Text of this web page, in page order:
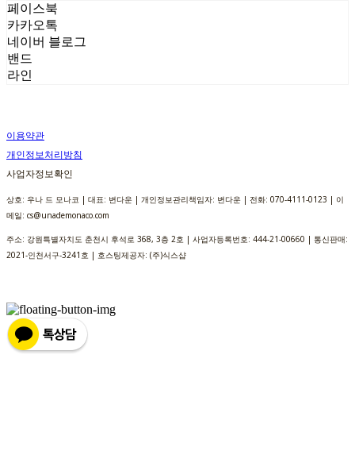
페이스북
카카오톡
네이버 블로그
밴드
라인
이용약관
개인정보처리방침
사업자정보확인
상호: 우나 드 모나코 | 대표: 변다운 | 개인정보관리책임자: 변다운 | 전화: 070-4111-0123 | 이
메일: cs@unademonaco.com
주소: 강원특별자치도 춘천시 후석로 368, 3층 2호 | 사업자등록번호: 444-21-00660 | 통신판매:
2021-인천서구-3241호 | 호스팅제공자: (주)식스샵